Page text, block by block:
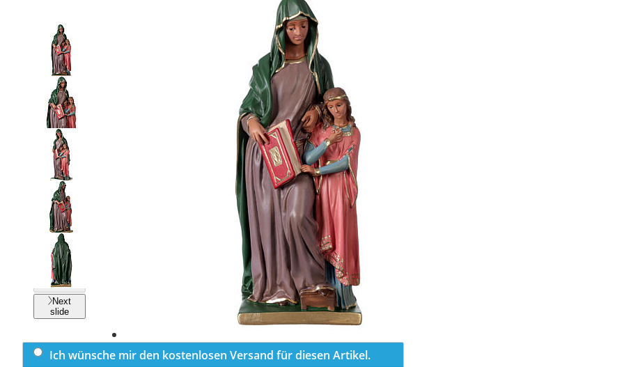
Previous
slide
Next
slide
Ich wünsche mir den kostenlosen Versand für diesen Artikel.